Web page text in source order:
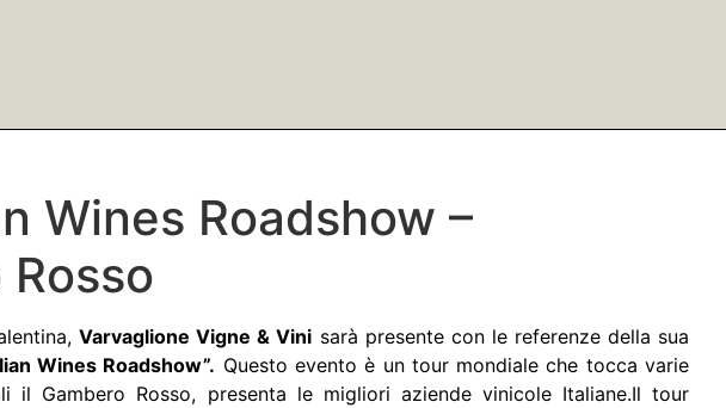
Wines Roadshow –
Varvaglione Vigne & Vini sarà presente con le referenze della sua
Wines Roadshow”. Questo evento è un tour mondiale che tocca varie
il Gambero Rosso, presenta le migliori aziende vinicole Italiane.Il tour